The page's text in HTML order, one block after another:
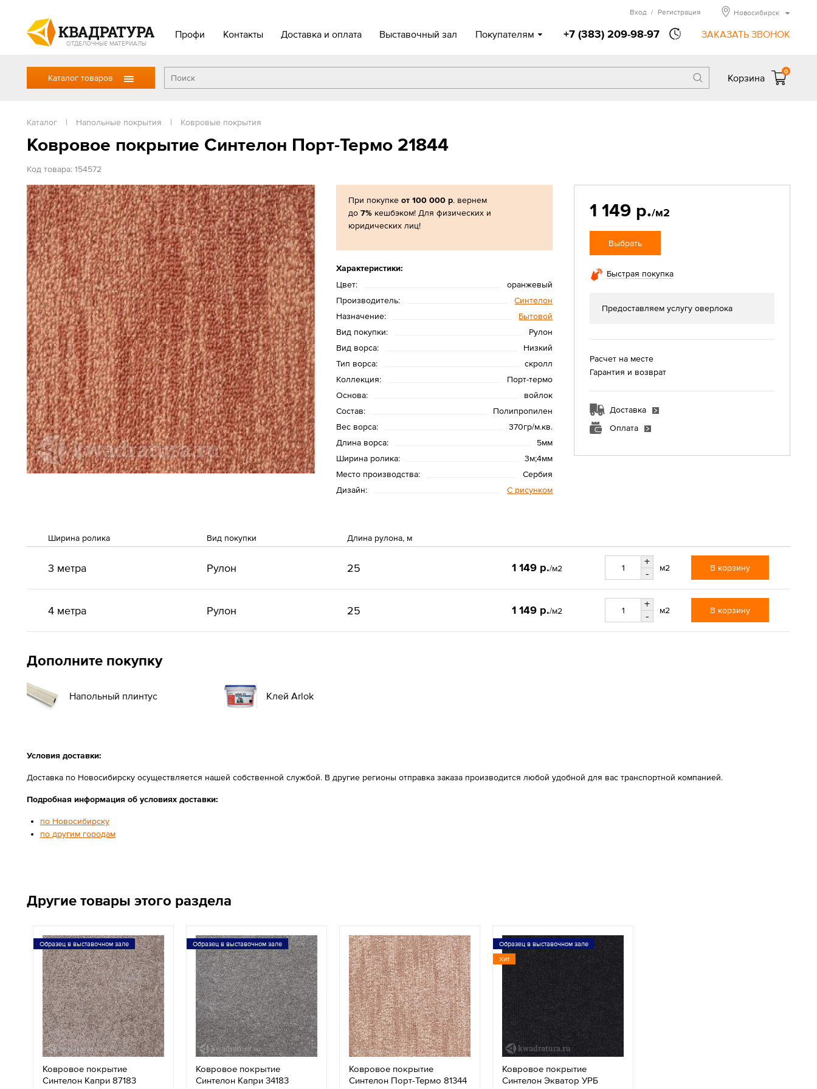
ОТДЕЛОЧНЫЕ МАТЕРИАЛЫ
Профи Контакты Доставка и оплата Выставочный зал Покупателям +7 (383) 209-98-97 ЗАКАЗАТЬ ЗВОНОК
Вход / Регистрация Новосибирск
Каталог товаров Корзина
0
Каталог | Напольные покрытия | Ковровые покрытия
Ковровое покрытие Синтелон Порт-Термо 21844
Код товара: 154572
При покупкеот 100 000 р. вернем
до7% кешбэком! Для физических и
юридических лиц!
Характеристики:
Цвет:
оранжевый
Производитель:
Синтелон
Назначение:
Бытовой
Вид покупки:
Рулон
Вид ворса:
Низкий
Тип ворса:
скролл
Коллекция:
Порт-термо
Основа:
войлок
Состав:
Полипропилен
Вес ворса:
370гр/м.кв.
Длина ворса:
5мм
Ширина ролика:
3м;4мм
Место производства:
Сербия
Дизайн:
С рисунком
1 149 р./м2
Выбрать
Быстрая покупка
Предоставляем услугу оверлока
Расчет на месте
Гарантия и возврат
Доставка
Оплата
Ширина ролика Вид покупки Длина рулона, м
3 метра Рулон 25 1 149 р./м2
+
-
м2 В корзину
4 метра Рулон 25 1 149 р./м2
+
-
м2 В корзину
Дополните покупку
Напольный плинтус Клей Arlok
Условия доставки:
Доставка по Новосибирску осуществляется нашей собственной службой. В другие регионы отправка заказа производится любой удобной для вас транспортной компанией.
Подробная информация об условиях доставки:
по Новосибирску
по другим городам
Другие товары этого раздела
Образец в выставочном зале
Ковровое покрытие
Синтелон Капри 87183
Образец в выставочном зале
Ковровое покрытие
Синтелон Капри 34183
Ковровое покрытие
Синтелон Порт-Термо 81344
Образец в выставочном зале
Хит
Ковровое покрытие
Синтелон Экватор УРБ